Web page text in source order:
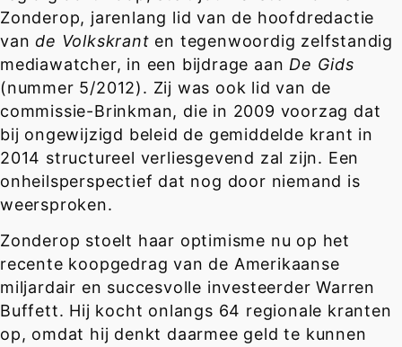
Zonderop, jarenlang lid van de hoofdredactie
vande Volkskrant en tegenwoordig zelfstandig
mediawatcher, in een bijdrage aan De Gids
(nummer 5/2012). Zij was ook lid van de
commissie-Brinkman, die in 2009 voorzag dat
bij ongewijzigd beleid de gemiddelde krant in
2014 structureel verliesgevend zal zijn. Een
onheilsperspectief dat nog door niemand is
weersproken.
Zonderop stoelt haar optimisme nu op het
recente koopgedrag van de Amerikaanse
miljardair en succesvolle investeerder Warren
Buffett. Hij kocht onlangs 64 regionale kranten
op, omdat hij denkt daarmee geld te kunnen